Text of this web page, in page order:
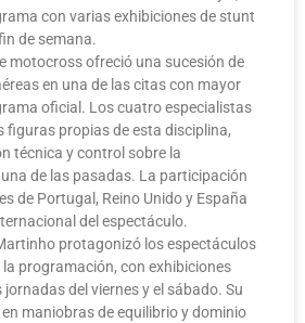
con varias exhibiciones de stunt
de semana.
motocross ofreció una sucesión de
en una de las citas con mayor
oficial. Los cuatro especialistas
figuras propias de esta disciplina,
técnica y control sobre la
de las pasadas. La participación
de Portugal, Reino Unido y España
del espectáculo.
protagonizó los espectáculos
programación, con exhibiciones
del viernes y el sábado. Su
maniobras de equilibrio y dominio